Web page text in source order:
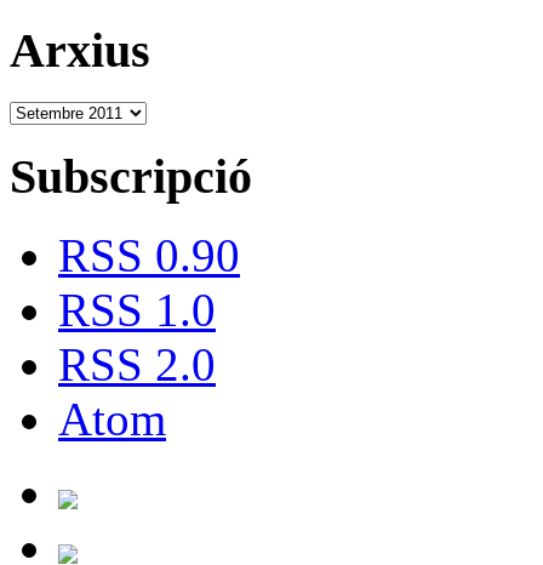
Arxius
Subscripció
RSS 0.90
RSS 1.0
RSS 2.0
Atom